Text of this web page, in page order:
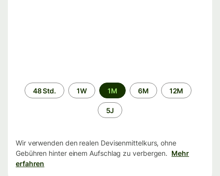
Zeitraum
48 Std. 1W 1M 6M 12M
5J
Wir verwenden den realen Devisenmittelkurs, ohne
Gebühren hinter einem Aufschlag zu verbergen. Mehr
erfahren